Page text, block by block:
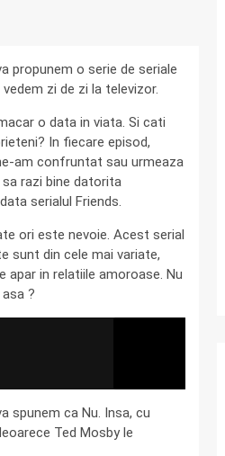
propunem o serie de seriale
zi de zi la televizor.
o data in viata. Si cati
In fiecare episod,
am confruntat sau urmeaza
razi bine datorita
serialul Friends.
ori este nevoie. Acest serial
sunt din cele mai variate,
apar in relatiile amoroase. Nu
?
spunem ca Nu. Insa, cu
Ted Mosby le